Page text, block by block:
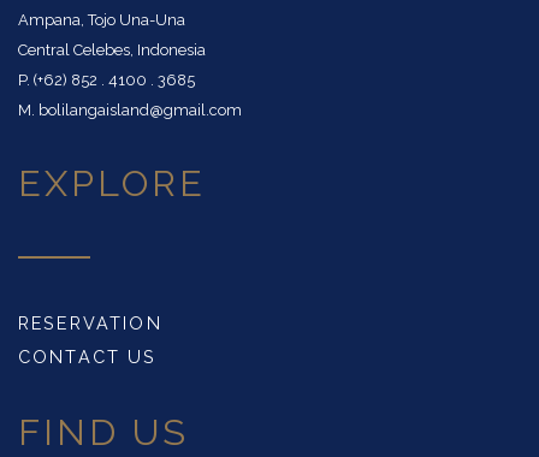
Ampana, Tojo Una-Una
Central Celebes, Indonesia
P. (+62) 852 . 4100 . 3685
M. bolilangaisland@gmail.com
EXPLORE
RESERVATION
CONTACT US
FIND US